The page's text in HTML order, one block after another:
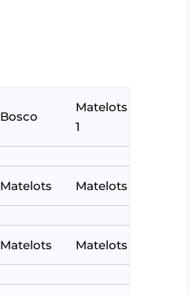
Bosco
Matelots
1
Matelots Matelots
Matelots Matelots